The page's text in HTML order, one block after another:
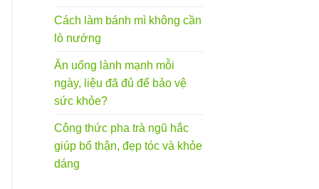
Cách làm bánh mì không cần
lò nướng
Ăn uống lành mạnh mỗi
ngày, liệu đã đủ để bảo vệ
sức khỏe?
Công thức pha trà ngũ hắc
giúp bổ thận, đẹp tóc và khỏe
dáng